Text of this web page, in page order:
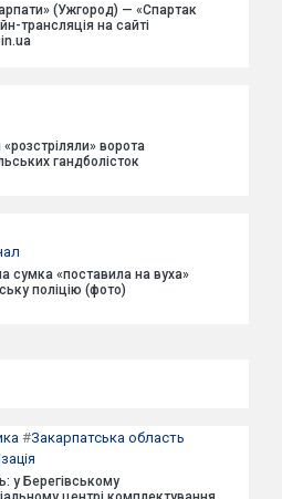
(Ужгород) — «Спартак
трансляція на сайті
ворота
гандболісток
сумка «поставила на вуха»
поліцію (фото)
#Закарпатська область
у Берегівському